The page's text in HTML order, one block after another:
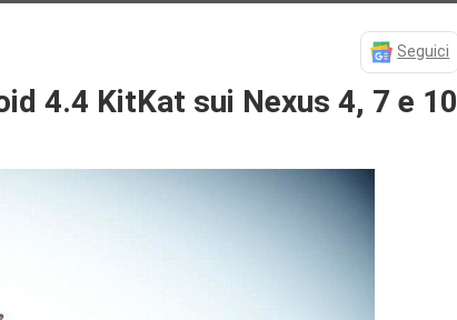
Seguici
4.4 KitKat sui Nexus 4, 7 e 10